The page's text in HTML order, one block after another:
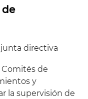
de
junta directiva
de
y
la supervisión de